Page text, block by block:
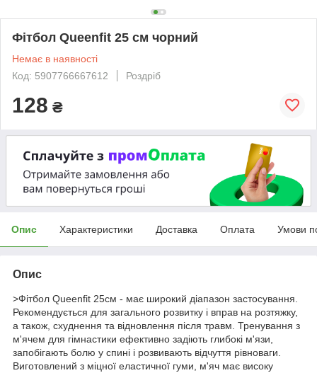
Фітбол Queenfit 25 см чорний
Немає в наявності
Код: 5907766667612
Роздріб
128 ₴
Опис Характеристики Доставка Оплата Умови
Опис
>Фітбол Queenfit 25см - має широкий діапазон застосування.
Рекомендується для загального розвитку і вправ на розтяжку,
а також, схуднення та відновлення після травм. Тренування з
м'ячем для гімнастики ефективно задіють глибокі м'язи,
запобігають болю у спині і розвивають відчуття рівноваги.
Виготовлений з міцної еластичної гуми, м'яч має високу